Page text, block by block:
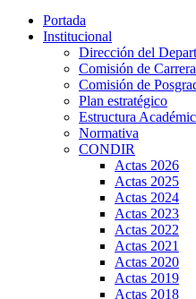
Portada
Institucional
Dirección del
Comisión de Carrera
Comisión de
Plan estratégico
Estructura
Normativa
CONDIR
Actas 2026
Actas 2025
Actas 2024
Actas 2023
Actas 2022
Actas 2021
Actas 2020
Actas 2019
Actas 2018